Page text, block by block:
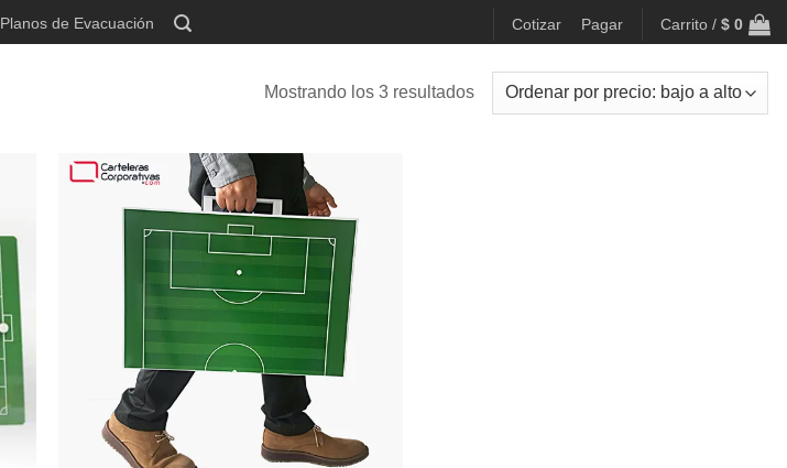
Planos de Evacuación Cotizar Pagar Carrito / $ 0
Mostrando los 3 resultadosOrdenado
por